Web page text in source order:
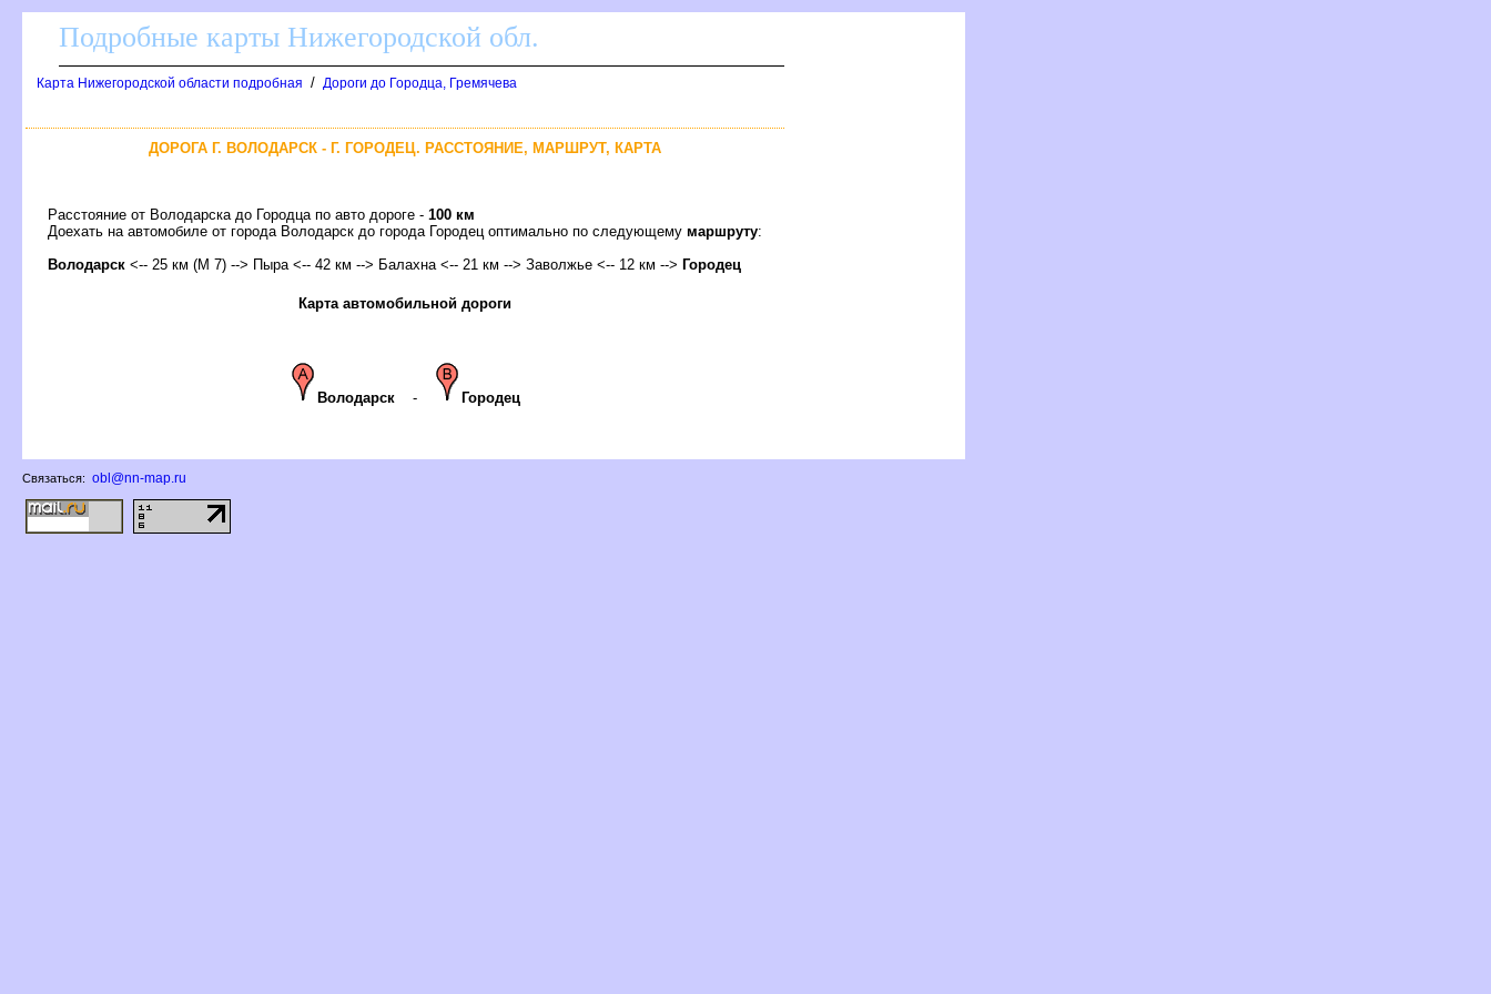
Подробные карты Нижегородской обл.
Карта Нижегородской области подробная / Дороги до Городца, Гремячева
ДОРОГА Г. ВОЛОДАРСК - Г. ГОРОДЕЦ. РАССТОЯНИЕ, МАРШРУТ, КАРТА
Расстояние от Володарска до Городца по авто дороге - 100 км
Доехать на автомобиле от города Володарск до города Городец оптимально по следующему маршруту:
олодарск <-- 25 км (М 7) --> Пыра <-- 42 км --> Балахна <-- 21 км --> Заволжье <-- 12 км --> Городец
Карта автомобильной дороги
олодарск- Городец
Связаться: obl@nn-map.ru